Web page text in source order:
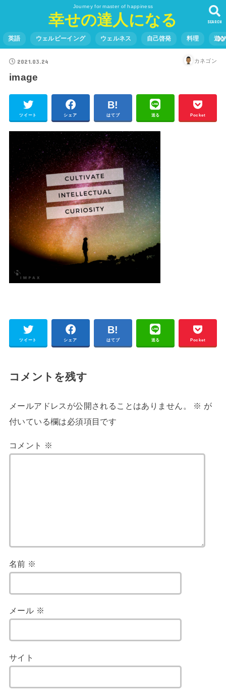
Journey for master of happiness
幸せの達人になる SEARCH
英語 ウェルビーイング ウェルネス 自己啓発 料理 遊
2021.03.24 カネゴン
image
ツイート シェア はてブ 送る Pocket
ツイート シェア はてブ 送る Pocket
コメントを残す
メールアドレスが公開されることはありません。 ※ が
付いている欄は必須項目です
コメント ※
名前 ※
メール ※
サイト